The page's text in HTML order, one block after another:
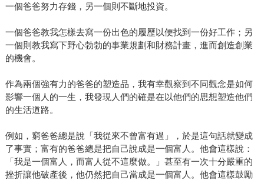
一個爸爸努力存錢，另一個則不斷地投資。
一個爸爸教我怎樣去寫一份出色的履歷以便找到一份好工作；另
一個則教我寫下野心勃勃的事業規劃和財務計畫，進而創造創業
的機會。
作為兩個強有力的爸爸的塑造品，我有幸觀察到不同觀念是如何
影響一個人的一生，我發現人們的確是在以他們的思想塑造他們
的生活道路。
例如，窮爸爸總是說「我從來不曾富有過」，於是這句話就變成
了事實；富有的爸爸總是把自己說成是一個富人。他會這樣說：
「我是一個富人，而富人從不這麼做。」甚至有一次十分嚴重的
挫折讓他破產後，他仍然把自己當成是一個富人。他會這樣鼓勵